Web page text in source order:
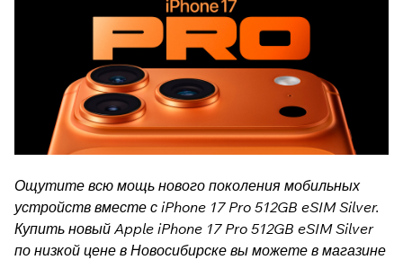
Ощутите всю мощь нового поколения мобильных
устройств вместе с iPhone 17 Pro 512GB eSIM Silver.
Купить новый Apple iPhone 17 Pro 512GB eSIM Silver
по низкой цене в Новосибирске вы можете в магазине